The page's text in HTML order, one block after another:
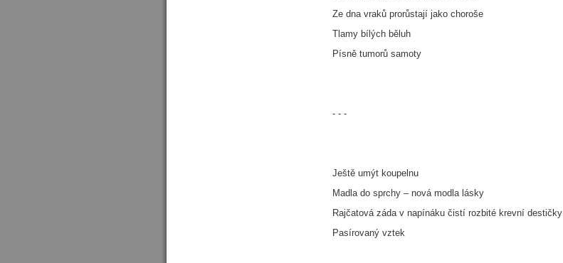
Ze dna vraků prorůstají jako choroše
Tlamy bílých běluh
Písně tumorů samoty
- - -
Ještě umýt koupelnu
Madla do sprchy – nová modla lásky
Rajčatová záda v napínáku čistí rozbité krevní destičky
Pasírovaný vztek